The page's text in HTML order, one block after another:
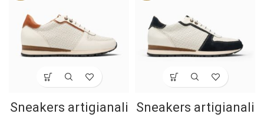
Sneakers artigianali
Sneakers artigianali